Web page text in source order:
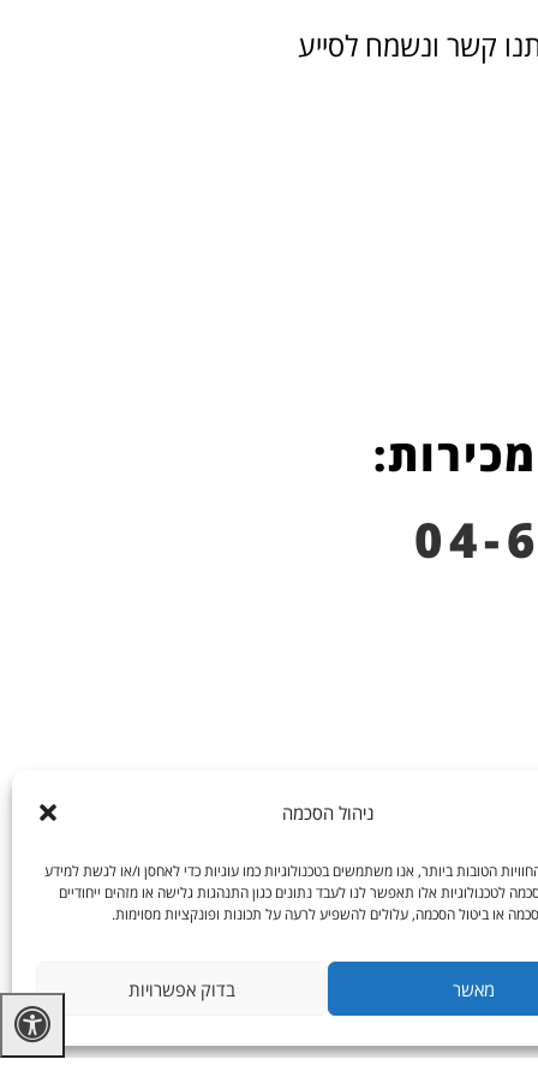
ניהול הסכמה
הטובות ביותר, אנו משתמשים בטכנולוגיות כמו עוגיות כדי לאחסן ו/או לגשת למידע
לטכנולוגיות אלו תאפשר לנו לעבד נתונים כגון התנהגות גלישה או מזהים ייחודיים
או ביטול הסכמה, עלולים להשפיע לרעה על תכונות ופונקציות מסוימות.
מאשר בדוק אפשרויות
קשר ונשמח לסייע
04-